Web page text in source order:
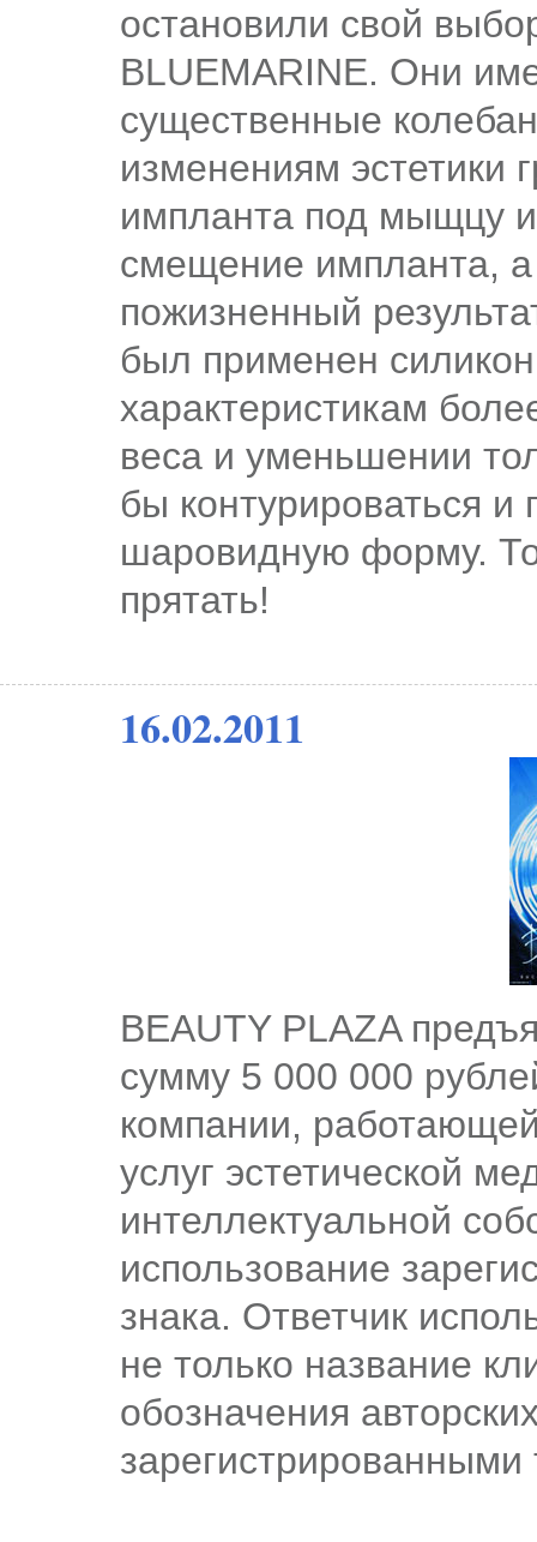
остановили свой
BLUEMARINE. Они
существенные
изменениям эстетики
импланта под мыщцу
смещение импланта, а
пожизненный
был применен
характеристикам
веса и уменьшении
бы контурироваться
шаровидную форму.
прятать!
16.02.2011
BEAUTY PLAZA
сумму 5 000 000
компании,
услуг эстетической
интеллектуальной
использование
знака. Ответчик
не только название
обозначения